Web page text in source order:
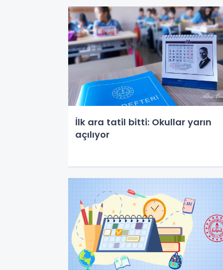
İlk ara tatil bitti: Okullar yarın
açılıyor